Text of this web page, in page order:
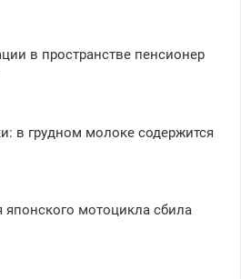
в пространстве пенсионер
в грудном молоке содержится
мотоцикла сбила